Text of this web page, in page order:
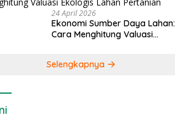
24 April 2026
Ekonomi Sumber Daya Lahan:
Cara Menghitung Valuasi
Selengkapnya